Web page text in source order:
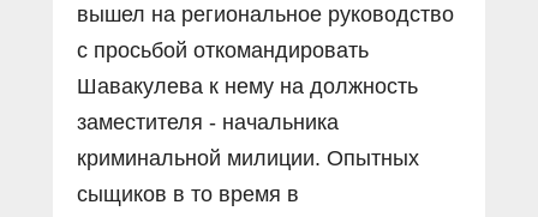
вышел на региональное руководство
с просьбой откомандировать
Шавакулева к нему на должность
заместителя - начальника
криминальной милиции. Опытных
сыщиков в то время в